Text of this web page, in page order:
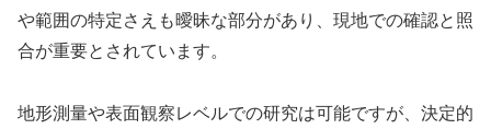
や範囲の特定さえも曖昧な部分があり、現地での確認と照
合が重要とされています。
地形測量や表面観察レベルでの研究は可能ですが、決定的